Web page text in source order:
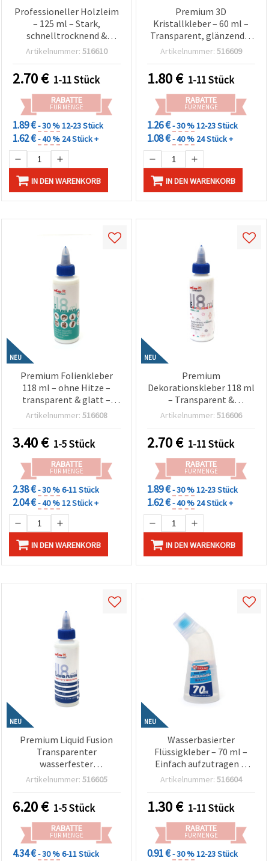
Professioneller Holzleim
– 125 ml – Stark,
schnelltrocknend &
dauerhaft | Holzkleber für
Möbelreparatur &
Bastelprojekte
Artikelnummer: 516610
2.70€ 1-11 Stück
RABATTE
FÜR MENGE
1.89 €- 30 %12-23 Stück
1.62 €- 40 % 24 Stück +
IN DEN WARENKORB
Premium 3D
Kristallkleber – 60 ml –
Transparent, glänzend &
ideal für erhabene
Papier, Schmuck und
Deko-Bastelarbeiten
Artikelnummer: 516609
1.80€ 1-11 Stück
RABATTE
FÜR MENGE
1.26 €- 30 %12-23 Stück
1.08 €- 40 % 24 Stück +
IN DEN WARENKORB
NEU
Premium Folienkleber
118 ml – ohne Hitze –
transparent & glatt –
perfekt für Metallic-
Goldfarbe & Silberfarbe
auf Papier, Stoff und
Leinwand
Artikelnummer: 516608
3.40€ 1-5 Stück
RABATTE
FÜR MENGE
2.38 €- 30 %6-11 Stück
2.04 €- 40 %12 Stück +
IN DEN WARENKORB
NEU
Premium
Dekorationskleber 118 ml
– Transparent &
schnelltrocknend – Ideal
von Strasssteinen, Perlen
& Deko-Elementen für
Basteln & Scrapbooking
Artikelnummer: 516606
2.70€ 1-11 Stück
RABATTE
FÜR MENGE
1.89 €- 30 %12-23 Stück
1.62 €- 40 % 24 Stück +
IN DEN WARENKORB
NEU
Premium Liquid Fusion
Transparenter
wasserfester
Bastelkleber – 118 ml –
– ideal für
Schmuckbasteln, DIY,
Handarbeit &
Heimprojekte
Artikelnummer: 516605
6.20€ 1-5 Stück
RABATTE
FÜR MENGE
4.34 €- 30 %6-11 Stück
NEU
Wasserbasierter
Flüssigkleber – 70 ml –
Einfach aufzutragen &
ideal für Bastelbedarf,
Schulprojekte
Artikelnummer: 516604
1.30€ 1-11 Stück
RABATTE
FÜR MENGE
0.91 €- 30 %12-23 Stück